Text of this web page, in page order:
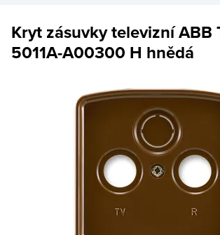
Kryt zásuvky televizní ABB
5011A-A00300 H hnědá